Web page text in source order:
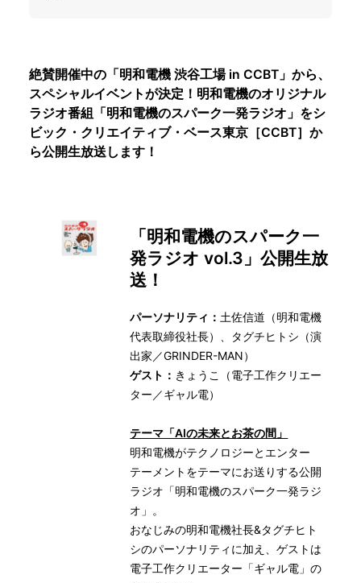
絶賛開催中の「明和電機 渋谷工場 in CCBT」から、
スペシャルイベントが決定！明和電機のオリジナル
ラジオ番組「明和電機のスパーク一発ラジオ」をシ
ビック・クリエイティブ・ベース東京［CCBT］か
ら公開生放送します！
「明和電機のスパーク一
発ラジオ vol.3」公開生放
送！
パーソナリティ： 土佐信道（明和電機
代表取締役社長）、タグチヒトシ（演
出家／GRINDER-MAN）
ゲスト： きょうこ（電子工作クリエー
ター／ギャル電）
テーマ「AIの未来とお茶の間」
明和電機がテクノロジーとエンター
テーメントをテーマにお送りする公開
ラジオ「明和電機のスパーク一発ラジ
オ」。
おなじみの明和電機社長&タグチヒト
シのパーソナリティに加え、ゲストは
電子工作クリエーター「ギャル電」の